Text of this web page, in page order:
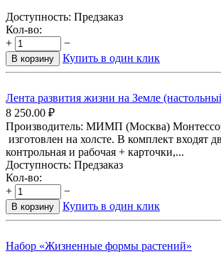
Доступность: Предзаказ
Кол-во:
+
−
В корзину Купить в один клик
Лента развития жизни на Земле
8 250.00 ₽
Производитель: МИМП (Москва)
изготовлен на холсте. В комплект входят
контрольная и рабочая + карточки,...
Доступность: Предзаказ
Кол-во:
+
−
В корзину Купить в один клик
Набор «Жизненные формы растений»